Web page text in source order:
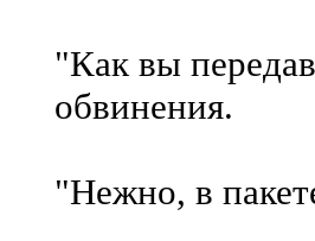
"Как вы
обвинения.
"Нежно, в